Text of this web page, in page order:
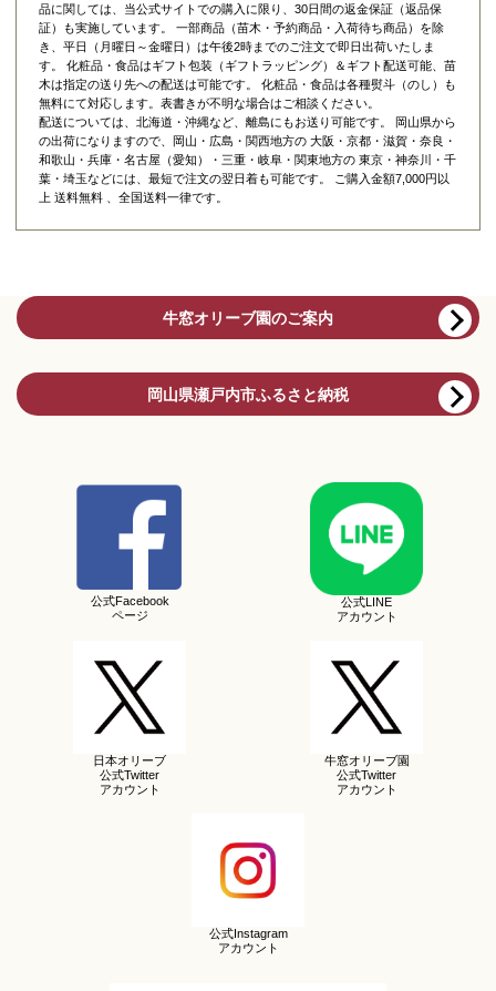
品に関しては、当公式サイトでの購入に限り、 30日間の返金保証（返品保
証）
も実施しています。 一部商品（苗木・予約商品・入荷待ち商品）を除
き、平日（月曜日～金曜日）は午後2時までのご注文で即日出荷いたしま
す。 化粧品・食品はギフト包装（ギフトラッピング）＆ギフト配送可能、苗
木は指定の送り先への配送は可能です。 化粧品・食品は各種熨斗（のし）も
無料にて対応します。表書きが不明な場合はご相談ください。
配送については、北海道・沖縄など、離島にもお送り可能です。 岡山県から
の出荷になりますので、岡山・広島・関西地方の 大阪・京都・滋賀・奈良・
和歌山・兵庫・名古屋（愛知）・三重・岐阜・関東地方の 東京・神奈川・千
葉・埼玉などには、最短で注文の翌日着も可能です。 ご購入金額7,000円以
上 送料無料 、全国送料一律です。
牛窓オリーブ園のご案内
岡山県瀬戸内市ふるさと納税
公式Facebook
ページ
公式LINE
アカウント
日本オリーブ
公式Twitter
アカウント
牛窓オリーブ園
公式Twitter
アカウント
公式Instagram
アカウント